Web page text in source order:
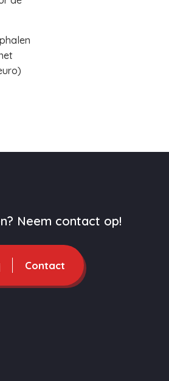
Neem contact op!
Contact